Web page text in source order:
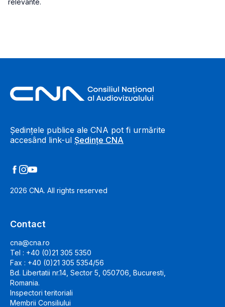
relevante.
Ședințele publice ale CNA pot fi urmărite
accesând link-ul Ședințe CNA
2026 CNA. All rights reserved
Contact
cna@cna.ro
Tel : +40 (0)21 305 5350
Fax : +40 (0)21 305 5354/56
Bd. Libertatii nr.14, Sector 5, 050706, Bucuresti,
Romania.
Inspectori teritoriali
Membrii Consiliului